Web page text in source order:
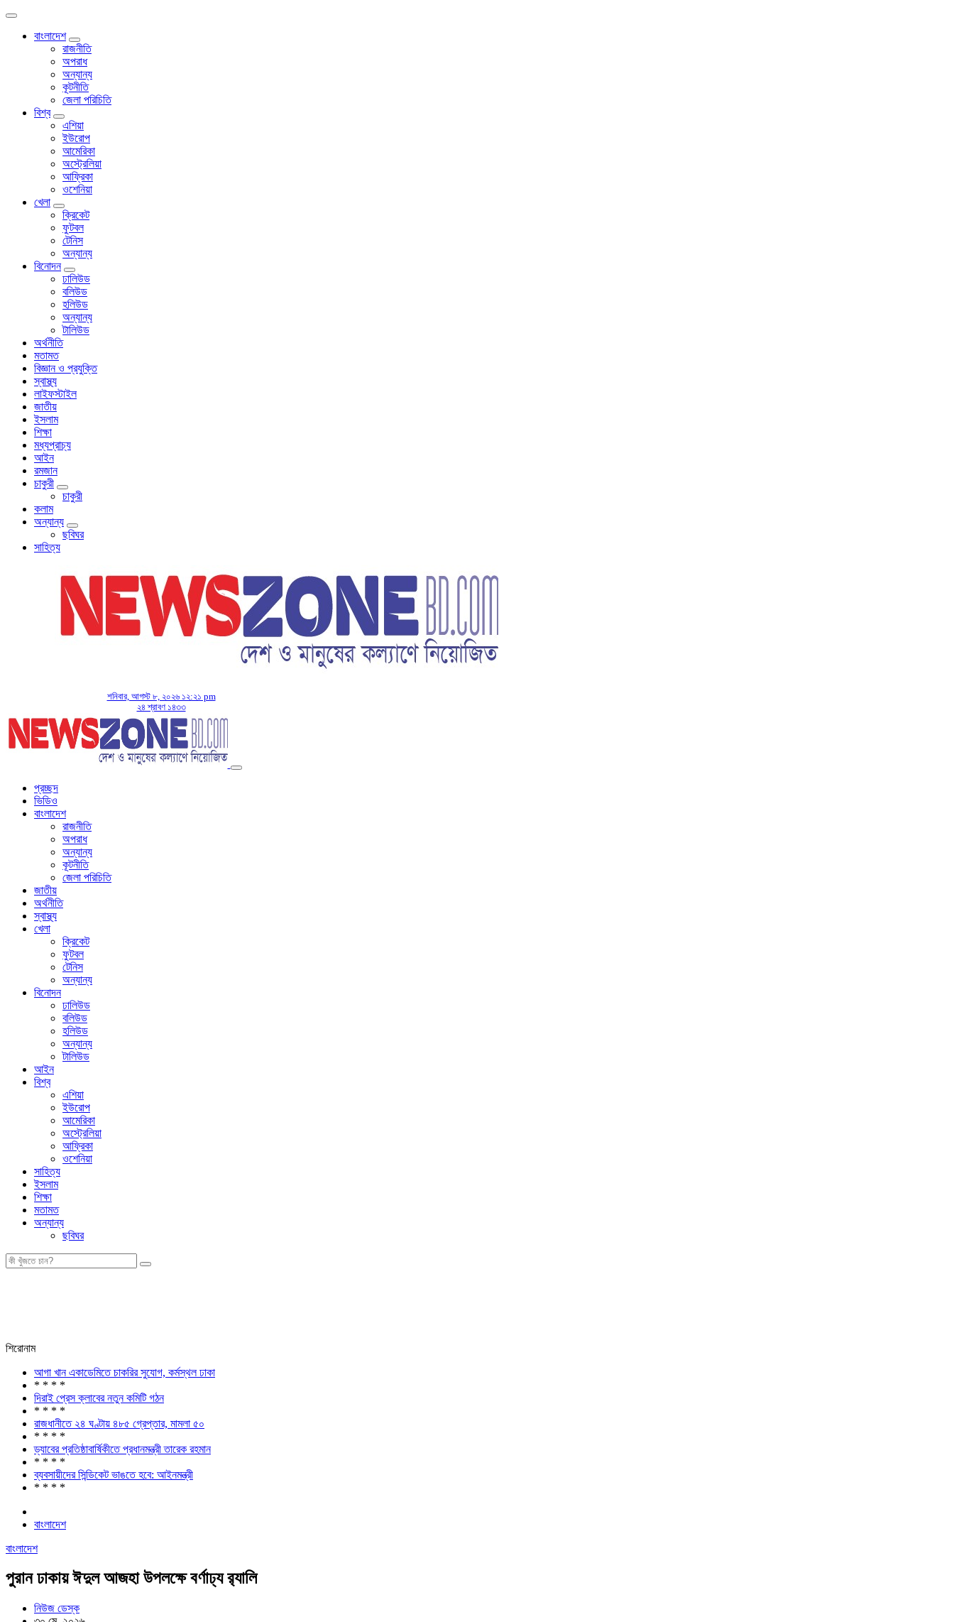
বাংলাদেশ
রাজনীতি
অপরাধ
অন্যান্য
কূটনীতি
জেলা পরিচিতি
বিশ্ব
এশিয়া
ইউরোপ
আমেরিকা
অস্ট্রেলিয়া
আফ্রিকা
ওশেনিয়া
খেলা
ক্রিকেট
ফুটবল
টেনিস
অন্যান্য
বিনোদন
ঢালিউড
বলিউড
হলিউড
অন্যান্য
টালিউড
অর্থনীতি
মতামত
বিজ্ঞান ও প্রযুক্তি
স্বাস্থ্য
লাইফস্টাইল
জাতীয়
ইসলাম
শিক্ষা
মধ্যপ্রাচ্য
আইন
রমজান
চাকুরী
চাকুরী
কলাম
অন্যান্য
ছবিঘর
সাহিত্য
শনিবার, আগস্ট ৮, ২০২৬ ১২:২১ pm
২৪ শ্রাবণ ১৪৩৩
প্রচ্ছদ
ভিডিও
বাংলাদেশ
রাজনীতি
অপরাধ
অন্যান্য
কূটনীতি
জেলা পরিচিতি
জাতীয়
অর্থনীতি
স্বাস্থ্য
খেলা
ক্রিকেট
ফুটবল
টেনিস
অন্যান্য
বিনোদন
ঢালিউড
বলিউড
হলিউড
অন্যান্য
টালিউড
আইন
বিশ্ব
এশিয়া
ইউরোপ
আমেরিকা
অস্ট্রেলিয়া
আফ্রিকা
ওশেনিয়া
সাহিত্য
ইসলাম
শিক্ষা
মতামত
অন্যান্য
ছবিঘর
শিরোনাম
আগা খান একাডেমিতে চাকরির সুযোগ, কর্মস্থল ঢাকা
* * * *
দিরাই প্রেস ক্লাবের নতুন কমিটি গঠন
* * * *
রাজধানীতে ২৪ ঘণ্টায় ৪৮৫ গ্রেপ্তার, মামলা ৫০
* * * *
ড্যাবের প্রতিষ্ঠাবার্ষিকীতে প্রধানমন্ত্রী তারেক রহমান
* * * *
ব্যবসায়ীদের সিন্ডিকেট ভাঙতে হবে: আইনমন্ত্রী
* * * *
বাংলাদেশ
বাংলাদেশ
পুরান ঢাকায় ঈদুল আজহা উপলক্ষে বর্ণাঢ্য র‌্যালি
নিউজ ডেস্ক